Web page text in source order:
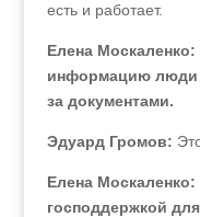
есть и работает.
Елена
информацию люди
за документами.
Эдуард Громов:
Елена Москаленко:
господдержкой